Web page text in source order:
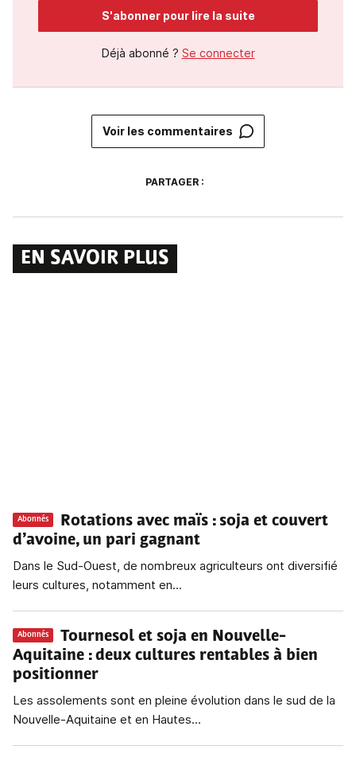
S'abonner pour lire la suite
Déjà abonné ? Se connecter
Voir les commentaires
PARTAGER :
EN SAVOIR PLUS
Abonnés Rotations avec maïs : soja et couvert
d’avoine, un pari gagnant
Dans le Sud-Ouest, de nombreux agriculteurs ont diversifié
leurs cultures, notamment en...
Abonnés
Tournesol et soja en Nouvelle-
Aquitaine : deux cultures rentables à bien
positionner
Les assolements sont en pleine évolution dans le sud de la
Nouvelle-Aquitaine et en Hautes...